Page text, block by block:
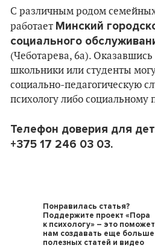
С различным родом
работает Минский
социального
(Чеботарева, 6а).
школьники или студенты
социально-педагогическую
психологу либо социальному
Телефон доверия для
+375 17 246 03 03.
Понравилась статья?
Поддержите проект «Пора
к психологу» – это поможет
нам создавать еще больше
полезных статей и видео